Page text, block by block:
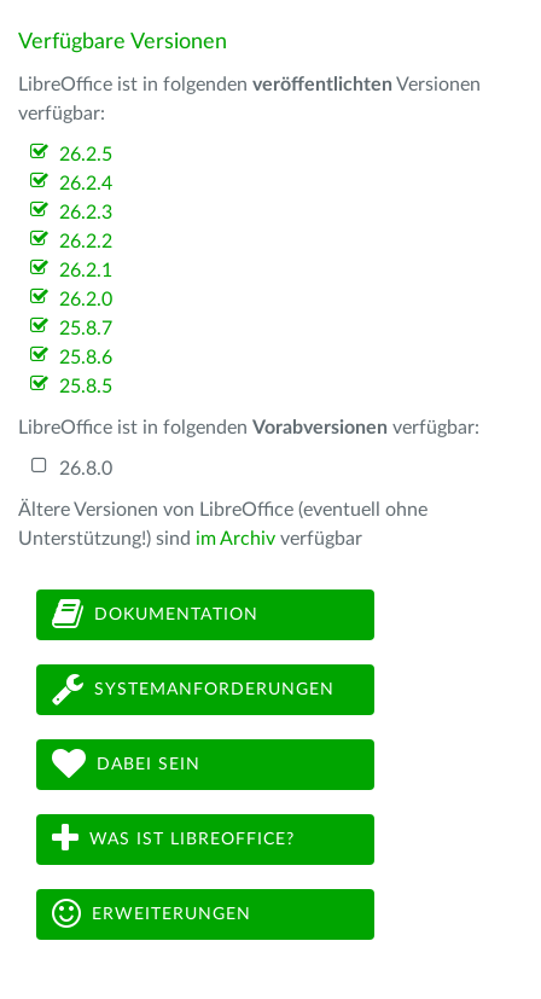
Verfügbare Versionen
LibreOffice ist in folgenden veröffentlichten Versionen
verfügbar:
26.2.5
26.2.4
26.2.3
26.2.2
26.2.1
26.2.0
25.8.7
25.8.6
25.8.5
LibreOffice ist in folgenden Vorabversionen verfügbar:
26.8.0
Ältere Versionen von LibreOffice (eventuell ohne
Unterstützung!) sind im Archiv verfügbar
DOKUMENTATION
SYSTEMANFORDERUNGEN
DABEI SEIN
WAS IST LIBREOFFICE?
ERWEITERUNGEN